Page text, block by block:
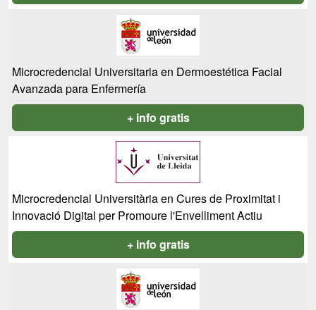
Microcredencial Universitaria en Dermoestética Facial
Avanzada para Enfermería
+ info gratis
Microcredencial Universitària en Cures de Proximitat i
Innovació Digital per Promoure l'Envelliment Actiu
+ info gratis